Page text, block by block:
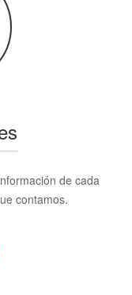
de cada
contamos.